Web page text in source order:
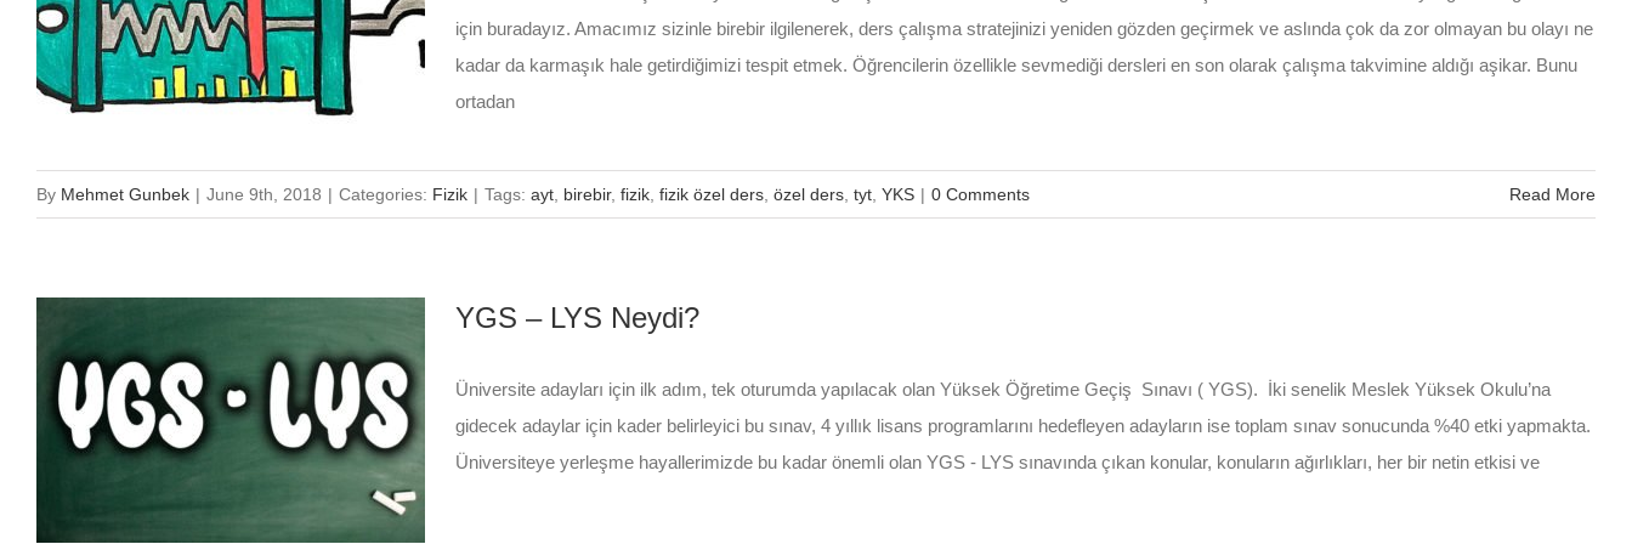
için buradayız. Amacımız sizinle birebir ilgilenerek, ders çalışma stratejinizi yeniden gözden geçirmek ve aslında çok da zor olmayan bu olayı ne
kadar da karmaşık hale getirdiğimizi tespit etmek. Öğrencilerin özellikle sevmediği dersleri en son olarak çalışma takvimine aldığı aşikar. Bunu
ortadan
By Mehmet Gunbek | June 9th, 2018 | Categories: Fizik | Tags: ayt, birebir, fizik, fizik özel ders, özel ders, tyt, YKS | 0 Comments Read More
YGS – LYS Neydi?
Üniversite adayları için ilk adım, tek oturumda yapılacak olan Yüksek Öğretime Geçiş Sınavı ( YGS). İki senelik Meslek Yüksek Okulu’na
gidecek adaylar için kader belirleyici bu sınav, 4 yıllık lisans programlarını hedefleyen adayların ise toplam sınav sonucunda %40 etki yapmakta.
Üniversiteye yerleşme hayallerimizde bu kadar önemli olan YGS - LYS sınavında çıkan konular, konuların ağırlıkları, her bir netin etkisi ve